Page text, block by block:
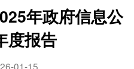
年政府信息公
度报告
01-15